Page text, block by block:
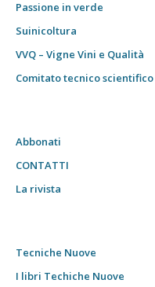
Passione in verde
Suinicoltura
VVQ – Vigne Vini e Qualità
Comitato tecnico scientifico
Abbonati
CONTATTI
La rivista
Tecniche Nuove
I libri Techiche Nuove